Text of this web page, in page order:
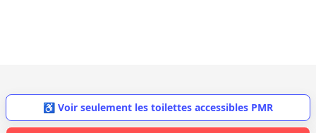
♿ Voir seulement les toilettes accessibles PMR